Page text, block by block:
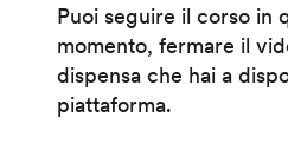
Puoi seguire il corso in
momento, fermare il
dispensa che hai a
piattaforma.